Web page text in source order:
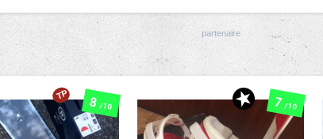
8/10
TP 7/10